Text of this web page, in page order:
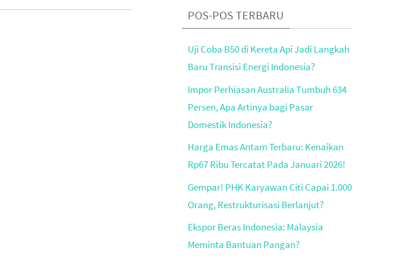
POS-POS TERBARU
Uji Coba B50 di Kereta Api Jadi Langkah
Baru Transisi Energi Indonesia?
Impor Perhiasan Australia Tumbuh 634
Persen, Apa Artinya bagi Pasar
Domestik Indonesia?
Harga Emas Antam Terbaru: Kenaikan
Rp67 Ribu Tercatat Pada Januari 2026!
Gempar! PHK Karyawan Citi Capai 1.000
Orang, Restrukturisasi Berlanjut?
Ekspor Beras Indonesia: Malaysia
Meminta Bantuan Pangan?